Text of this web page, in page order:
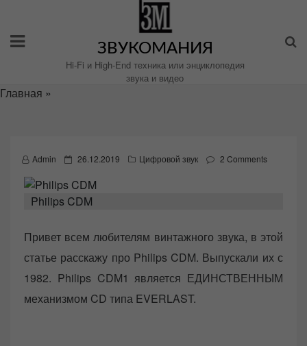
содержимому
ЗВУКОМАНИЯ
Hi-Fi и High-End техника или энциклопедия
звука и видео
Главная »
Admin
P
s
t
d
o
n
26.12.2019 Цифровой звук 2 Comments
Philips CDM
Привет всем любителям винтажного звука, в этой
статье расскажу про Philips CDM. Выпускали их с
1982. Philips CDM1 является ЕДИНСТВЕННЫМ
механизмом CD типа EVERLAST.